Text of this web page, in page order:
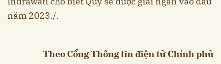
năm 2023./.
Theo Cổng Thông tin điện tử Chính phủ